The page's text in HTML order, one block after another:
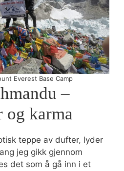
Everest Base Camp
–
og karma
teppe av dufter, lyder
jeg gikk gjennom
det som å gå inn i et